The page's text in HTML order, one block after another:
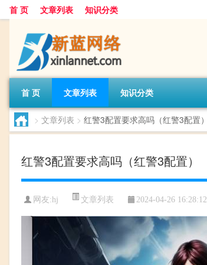
首 页 文章列表 知识分类
首 页 文章列表 知识分类
> 文章列表 > 红警3配置要求高吗（红警3配置）
红警3配置要求高吗（红警3配置）
网友:hj 文章列表 2024-04-26 16:28:12